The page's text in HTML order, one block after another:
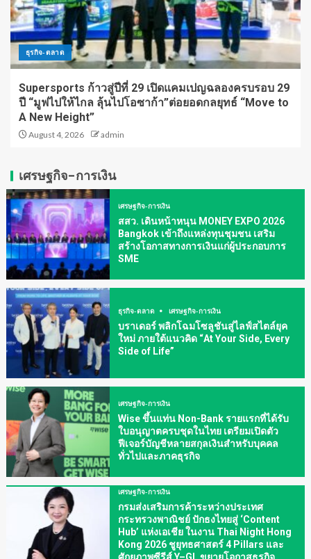
ธุรกิจ-ตลาด
Supersports ก้าวสู่ปีที่ 29 เปิดแคมเปญฉลองครบรอบ 29
ปี “มูฟไปให้ไกล ลุ้นไปโอซาก้า”ต่อยอดกลยุทธ์ “Move to
A New Height”
August 4, 2026 admin
เศรษฐกิจ-การเงิน
เศรษฐกิจ-การเงิน
สสว. เดินหน้าหนุน MONEY EXPO 2026
Bangkok เข้าถึงแหล่งทุนชุมชน เสริม
สร้างโอกาสทางการเงินแก่ผู้ประกอบการ
SME
ธุรกิจ-ตลาด เศรษฐกิจ-การเงิน
บราเดอร์ พลิกโฉมโซลูชันสู่ไลฟ์สไตล์ยุค
ใหม่ ภายใต้แนวคิด “At Your Side, Every
Side of Life”
เศรษฐกิจ-การเงิน
Wise ขึ้นแท่น Non-Bank รายแรกที่ได้รับ
ใบอนุญาตครบชุดในไทย เตรียมเปิดตัว
ฟีเจอร์บัญชีหลายสกุลเงินสำหรับบุคคล
ทั่วไปและภาคธุรกิจ
เศรษฐกิจ-การเงิน
กรมส่งเสริมการค้าระหว่างประเทศ
กระทรวงพาณิชย์ ปักธงไทยสู่ ‘Content
Hub’ แห่งเอเชีย ในงาน Thai Night Hong
Kong 2026 ชูยุทธศาสตร์ 4 Pillars และ
ศักยภาพซีรีส์ Y–GL ขยายโอกาสธุรกิจ